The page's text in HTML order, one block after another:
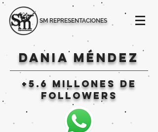
SM REPRESENTACIONES
DANIA MÉNDEZ
+5.6 millones de
followers